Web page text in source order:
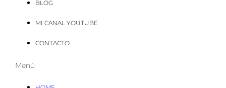
BLOG
MI CANAL YOUTUBE
CONTACTO
Menú